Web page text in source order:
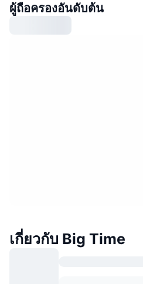
ผู้ถือครองอันดับต้น
เกี่ยวกับ Big Time